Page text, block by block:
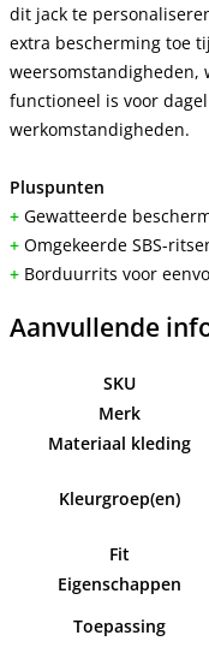
dit jack te
extra bescherming toe
weersomstandigheden,
functioneel is voor
werkomstandigheden.
Pluspunten
+ Gewatteerde
+ Omgekeerde SBS-
+ Borduurrits voor
Aanvullende
SKU
Merk
Materiaal kleding
Kleurgroep(en)
Fit
Eigenschappen
Toepassing